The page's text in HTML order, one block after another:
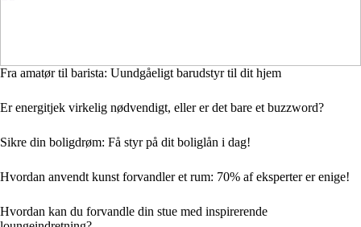
Fra amatør til barista: Uundgåeligt barudstyr til dit hjem
Er energitjek virkelig nødvendigt, eller er det bare et buzzword?
Sikre din boligdrøm: Få styr på dit boliglån i dag!
Hvordan anvendt kunst forvandler et rum: 70% af eksperter er enige!
Hvordan kan du forvandle din stue med inspirerende